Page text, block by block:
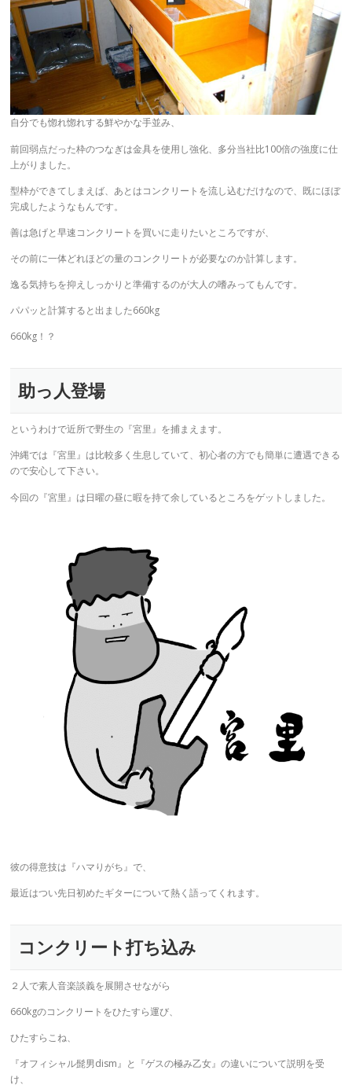
自分でも惚れ惚れする鮮やかな手並み、
前回弱点だった枠のつなぎは金具を使用し強化、多分当社比100倍の強度に仕
上がりました。
型枠ができてしまえば、あとはコンクリートを流し込むだけなので、既にほぼ
完成したようなもんです。
善は急げと早速コンクリートを買いに走りたいところですが、
その前に一体どれほどの量のコンクリートが必要なのか計算します。
逸る気持ちを抑えしっかりと準備するのが大人の嗜みってもんです。
パパッと計算すると出ました660kg
660kg！？
助っ人登場
というわけで近所で野生の『宮里』を捕まえます。
沖縄では『宮里』は比較多く生息していて、初心者の方でも簡単に遭遇できる
ので安心して下さい。
今回の『宮里』は日曜の昼に暇を持て余しているところをゲットしました。
彼の得意技は『ハマりがち』で、
最近はつい先日初めたギターについて熱く語ってくれます。
コンクリート打ち込み
２人で素人音楽談義を展開させながら
660kgのコンクリートをひたすら運び、
ひたすらこね、
『オフィシャル髭男dism』と『ゲスの極み乙女』の違いについて説明を受
け、